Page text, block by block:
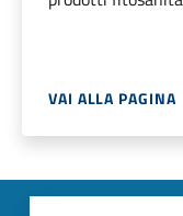
VAI ALLA PAGINA